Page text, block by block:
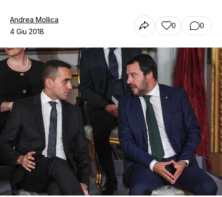
Chi siamo
Contatti
Andrea Mollica
4 Giu 2018
0 0